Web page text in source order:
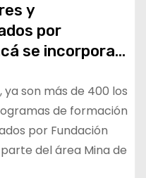
y
por
se incorporan
son más de 400 los
de formación
por Fundación
del área Mina de